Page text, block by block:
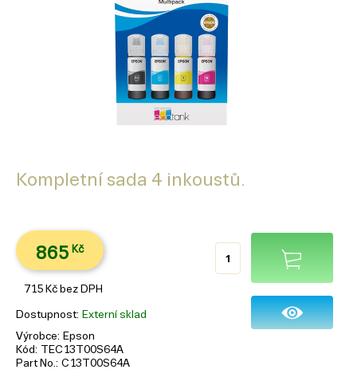
Kompletní sada 4 inkoustů.
865 Kč
715 Kč bez DPH
Dostupnost Externí sklad
Výrobce
Epson
Kód
TEC13T00S64A
Part No. C13T00S64A